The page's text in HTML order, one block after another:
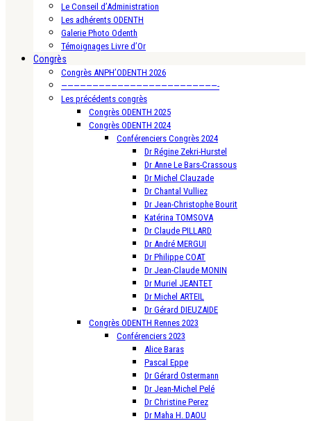
Le Conseil d’Administration
Les adhérents ODENTH
Galerie Photo Odenth
Témoignages Livre d’Or
Congrès
Congrès ANPH’ODENTH 2026
—————————————————————————-
Les précédents congrès
Congrès ODENTH 2025
Congrès ODENTH 2024
Conférenciers Congrès 2024
Dr Régine Zekri-Hurstel
Dr Anne Le Bars-Crassous
Dr Michel Clauzade
Dr Chantal Vulliez
Dr Jean-Christophe Bourit
Katérina TOMSOVA
Dr Claude PILLARD
Dr André MERGUI
Dr Philippe COAT
Dr Jean-Claude MONIN
Dr Muriel JEANTET
Dr Michel ARTEIL
Dr Gérard DIEUZAIDE
Congrès ODENTH Rennes 2023
Conférenciers 2023
Alice Baras
Pascal Eppe
Dr Gérard Ostermann
Dr Jean-Michel Pelé
Dr Christine Perez
Dr Maha H. DAOU